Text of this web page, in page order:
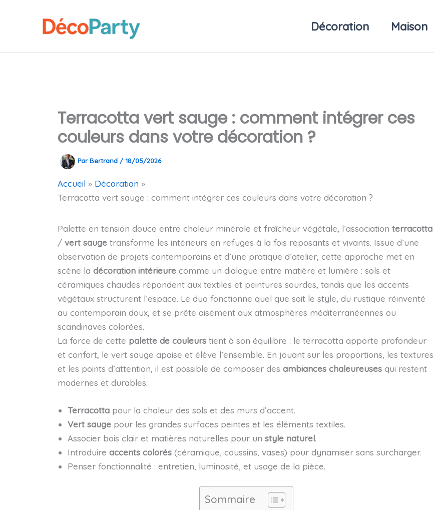
Décoration Maison
Terracotta vert sauge : comment intégrer ces
couleurs dans votre décoration ?
ParBertrand /18/05/2026
Accueil
Décoration
Terracotta vert sauge : comment intégrer ces couleurs dans votre décoration ?
Palette en tension douce entre chaleur minérale et fraîcheur végétale, l’association terracotta
/ vert saugetransforme les intérieurs en refuges à la fois reposants et vivants. Issue d’une
observation de projets contemporains et d’une pratique d’atelier, cette approche met en
scène la décoration intérieurecomme un dialogue entre matière et lumière : sols et
céramiques chaudes répondent aux textiles et peintures sourdes, tandis que les accents
végétaux structurent l’espace. Le duo fonctionne quel que soit le style, du rustique réinventé
au contemporain doux, et se prête aisément aux atmosphères méditerranéennes ou
scandinaves colorées.
La force de cette palette de couleurstient à son équilibre : le terracotta apporte profondeur
et confort, le vert sauge apaise et élève l’ensemble. En jouant sur les proportions, les textures
et les points d’attention, il est possible de composer des ambiances chaleureusesqui restent
modernes et durables.
Terracottapour la chaleur des sols et des murs d’accent.
Vert saugepour les grandes surfaces peintes et les éléments textiles.
Associer bois clair et matières naturelles pour un style naturel.
Introduire accents colorés(céramique, coussins, vases) pour dynamiser sans surcharger.
Penser fonctionnalité : entretien, luminosité, et usage de la pièce.
Sommaire